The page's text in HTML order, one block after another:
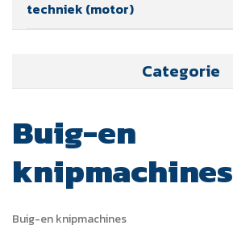
techniek (motor)
Categorie
Buig-en
knipmachines
Buig-en knipmachines